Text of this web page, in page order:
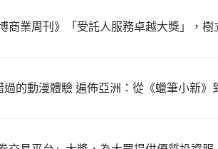
商業周刊》「受託人服務卓越大獎」，樹
的動漫體驗 遍佈亞洲：從《蠟筆小新》